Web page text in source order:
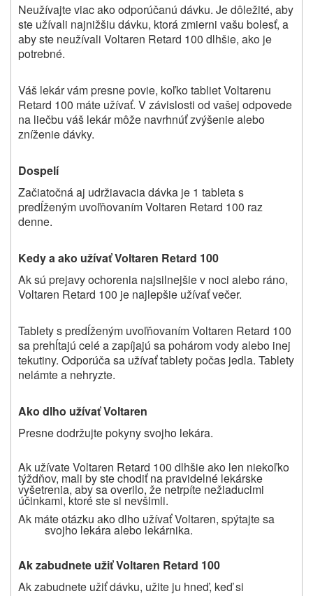
Neužívajte viac ako odporúčanú dávku. Je dôležité, aby
ste užívali najnižšiu dávku, ktorá zmierni vašu bolesť, a
aby ste neužívali Voltaren Retard 100 dlhšie, ako je
potrebné.
Váš lekár vám presne povie, koľko tabliet Voltarenu
Retard 100 máte užívať. V závislosti od vašej odpovede
na liečbu váš lekár môže navrhnúť zvýšenie alebo
zníženie dávky.
Dospelí
Začiatočná aj udržiavacia dávka je 1 tableta s
predĺženým uvoľňovaním Voltaren Retard 100 raz
denne.
Kedy a ako užívať Voltaren Retard 100
Ak sú prejavy ochorenia najsilnejšie v noci alebo ráno,
Voltaren Retard 100 je najlepšie užívať večer.
Tablety s predĺženým uvoľňovaním Voltaren Retard 100
sa prehĺtajú celé a zapíjajú sa pohárom vody alebo inej
tekutiny. Odporúča sa užívať tablety počas jedla. Tablety
nelámte a nehryzte.
Ako dlho užívať Voltaren
Presne dodržujte pokyny svojho lekára.
Ak užívate Voltaren Retard 100 dlhšie ako len niekoľko
týždňov, mali by ste chodiť na pravidelné lekárske
vyšetrenia, aby sa overilo, že netrpíte nežiaducimi
účinkami, ktoré ste si nevšimli.
Ak máte otázku ako dlho užívať Voltaren, spýtajte sa
svojho lekára alebo lekárnika.
Ak zabudnete užiť Voltaren Retard 100
Ak zabudnete užiť dávku, užite ju hneď, keď si